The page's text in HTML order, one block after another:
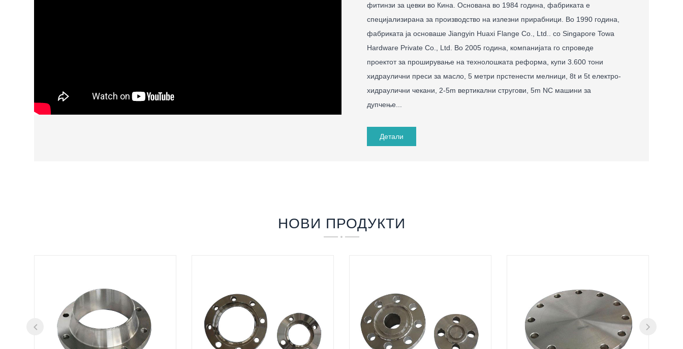
фитинзи за цевки во Кина. Основана во 1984 година, фабриката е
специјализирана за производство на излезни прирабници. Во 1990 година,
фабриката ја основаше Jiangyin Huaxi Flange Co., Ltd.. со Singapore Towa
Hardware Private Co., Ltd. Во 2005 година, компанијата го спроведе
проектот за проширување на технолошката реформа, купи 3.600 тони
хидраулични преси за масло, 5 метри прстенести мелници, 8t и 5t електро-
хидраулични чекани, 2-5m вертикални стругови, 5m NC машини за
дупчење...
Детали
НОВИ ПРОДУКТИ